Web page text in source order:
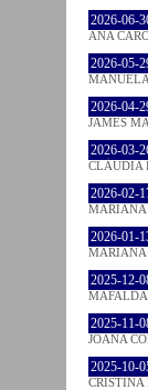
2026-06-
ANA
2026-05-
2026-04-
JAMES
2026-03-
CLÁUDIA
2026-02-
MARIANA
2026-01-
MARIANA
2025-12-
2025-11-
JOANA
2025-10-
CRISTINA